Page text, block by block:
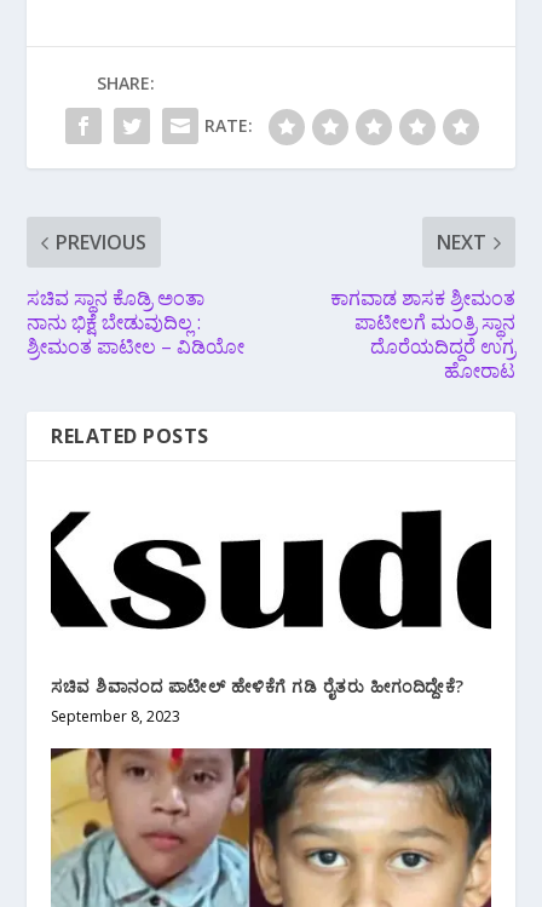
SHARE:
RATE:
PREVIOUS
ಸಚಿವ ಸ್ಥಾನ ಕೊಡ್ರಿ ಅಂತಾ
ನಾನು ಭಿಕ್ಷೆ ಬೇಡುವುದಿಲ್ಲ :
ಶ್ರೀಮಂತ ಪಾಟೀಲ‌ – ವಿಡಿಯೋ
NEXT
ಕಾಗವಾಡ ಶಾಸಕ ಶ್ರೀಮಂತ
ಪಾಟೀಲಗೆ ಮಂತ್ರಿ ಸ್ಥಾನ
ದೊರೆಯದಿದ್ದರೆ ಉಗ್ರ
ಹೋರಾಟ
RELATED POSTS
ಸಚಿವ ಶಿವಾನಂದ‌ ಪಾಟೀಲ್ ಹೇಳಿಕೆಗೆ ಗಡಿ ರೈತರು ಹೀಗಂದಿದ್ದೇಕೆ?
September 8, 2023